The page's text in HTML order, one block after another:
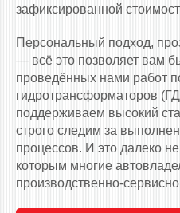
зафиксированной
Персональный подход,
— всё это позволяет вам
проведённых нами работ
гидротрансформаторов
поддерживаем высокий
строго следим за
процессов. И это далеко
которым многие
производственно-